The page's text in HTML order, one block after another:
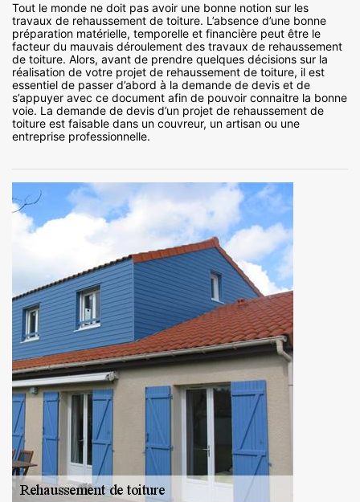
Tout le monde ne doit pas avoir une bonne notion sur les
travaux de rehaussement de toiture. L’absence d’une bonne
préparation matérielle, temporelle et financière peut être le
facteur du mauvais déroulement des travaux de rehaussement
de toiture. Alors, avant de prendre quelques décisions sur la
réalisation de votre projet de rehaussement de toiture, il est
essentiel de passer d’abord à la demande de devis et de
s’appuyer avec ce document afin de pouvoir connaitre la bonne
voie. La demande de devis d’un projet de rehaussement de
toiture est faisable dans un couvreur, un artisan ou une
entreprise professionnelle.